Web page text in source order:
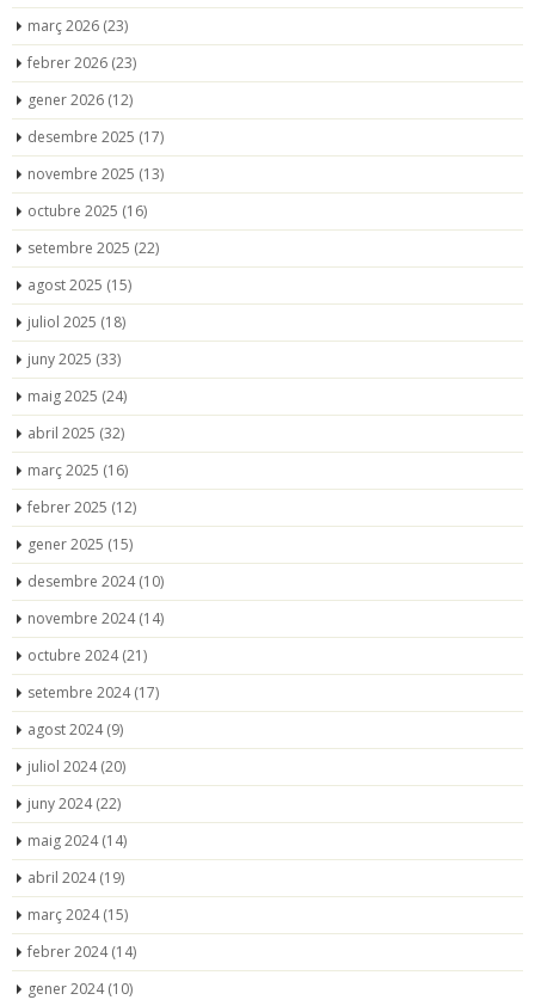
març 2026 (23)
febrer 2026 (23)
gener 2026 (12)
desembre 2025 (17)
novembre 2025 (13)
octubre 2025 (16)
setembre 2025 (22)
agost 2025 (15)
juliol 2025 (18)
juny 2025 (33)
maig 2025 (24)
abril 2025 (32)
març 2025 (16)
febrer 2025 (12)
gener 2025 (15)
desembre 2024(10)
novembre 2024(14)
octubre 2024(21)
setembre 2024(17)
agost 2024(9)
juliol 2024(20)
juny 2024(22)
maig 2024(14)
abril 2024(19)
març 2024(15)
febrer 2024(14)
gener 2024(10)